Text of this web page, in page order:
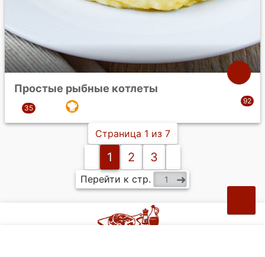
Простые рыбные котлеты
Страница 1 из 7
1 2 3
Перейти к стр.